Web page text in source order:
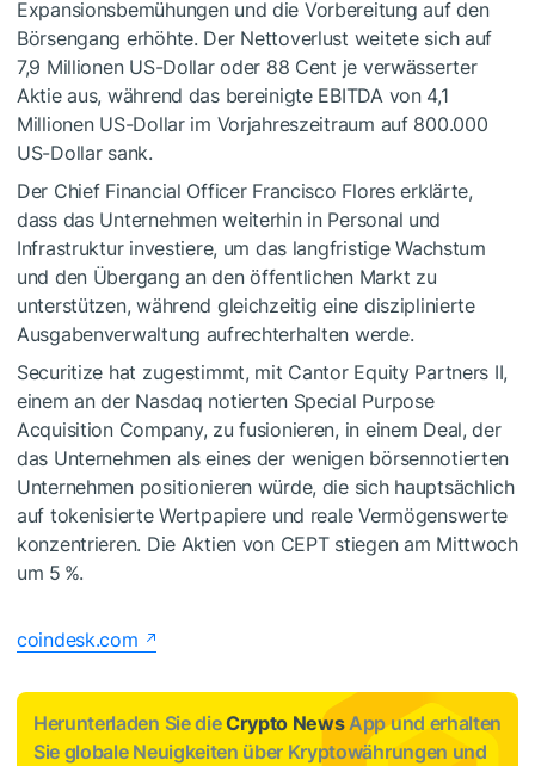
Expansionsbemühungen und die Vorbereitung auf den
Börsengang erhöhte. Der Nettoverlust weitete sich auf
7,9 Millionen US-Dollar oder 88 Cent je verwässerter
Aktie aus, während das bereinigte EBITDA von 4,1
Millionen US-Dollar im Vorjahreszeitraum auf 800.000
US-Dollar sank.
Der Chief Financial Officer Francisco Flores erklärte,
dass das Unternehmen weiterhin in Personal und
Infrastruktur investiere, um das langfristige Wachstum
und den Übergang an den öffentlichen Markt zu
unterstützen, während gleichzeitig eine disziplinierte
Ausgabenverwaltung aufrechterhalten werde.
Securitize hat zugestimmt, mit Cantor Equity Partners II,
einem an der Nasdaq notierten Special Purpose
Acquisition Company, zu fusionieren, in einem Deal, der
das Unternehmen als eines der wenigen börsennotierten
Unternehmen positionieren würde, die sich hauptsächlich
auf tokenisierte Wertpapiere und reale Vermögenswerte
konzentrieren. Die Aktien von CEPT stiegen am Mittwoch
um 5 %.
coindesk.com
Herunterladen Sie dieCrypto NewsApp und erhalten
Sie globale Neuigkeiten über Kryptowährungen und